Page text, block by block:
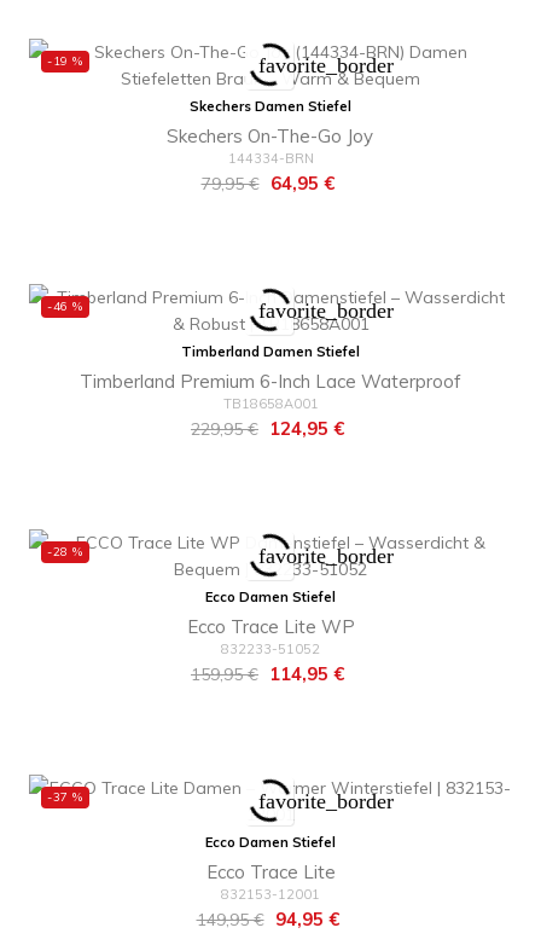
-19 % favorite_border
Skechers Damen Stiefel
Skechers On-The-Go Joy
144334-BRN
Regulärer
79,95 € Preis
64,95 €
-46 % favorite_border
Timberland Damen Stiefel
Timberland Premium 6-Inch Lace Waterproof
TB18658A001
Regulärer
229,95 € Preis
124,95 €
-28 % favorite_border
Ecco Damen Stiefel
Ecco Trace Lite WP
832233-51052
Regulärer
159,95 € Preis
114,95 €
-37 % favorite_border
Ecco Damen Stiefel
Ecco Trace Lite
832153-12001
Regulärer
149,95 € Preis
94,95 €